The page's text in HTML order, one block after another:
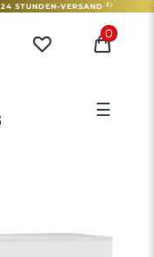
24 STUNDEN-VERSAND 2)
0
☰